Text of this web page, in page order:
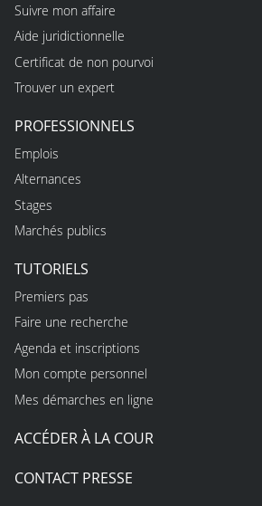
Suivre mon affaire
Aide juridictionnelle
Certificat de non pourvoi
Trouver un expert
PROFESSIONNELS
Emplois
Alternances
Stages
Marchés publics
TUTORIELS
Premiers pas
Faire une recherche
Agenda et inscriptions
Mon compte personnel
Mes démarches en ligne
ACCÉDER À LA COUR
CONTACT PRESSE